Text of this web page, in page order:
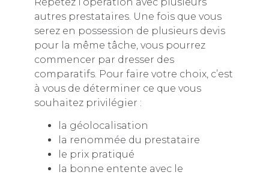
autres prestataires. Une fois que vous
serez en possession de plusieurs devis
pour la même tâche, vous pourrez
commencer par dresser des
comparatifs. Pour faire votre choix, c’est
à vous de déterminer ce que vous
souhaitez privilégier :
la géolocalisation
la renommée du prestataire
le prix pratiqué
la bonne entente avec le